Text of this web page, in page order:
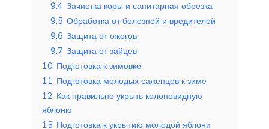
9.4 Зачистка коры и санитарная обрезка
9.5 Обработка от болезней и вредителей
9.6 Защита от ожогов
9.7 Защита от зайцев
10 Подготовка к зимовке
11 Подготовка молодых саженцев к зиме
12 Как правильно укрыть колоновидную
яблоню
13 Подготовка к укрытию молодой яблони